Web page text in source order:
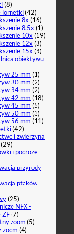
(8)
lornetki(42)
8x (16)
8,5x (1)
10x (19)
12x (3)
15x (3)
obiektywu
25 mm (1)
30 mm (2)
34 mm (2)
42 mm (18)
45 mm (5)
50 mm (3)
56 mm (11)
(42)
i zwierzyna
(29)
i podróże
przyrody
ptaków
(25)
NFX -
ZF(7)
zoom (5)
zoom (4)